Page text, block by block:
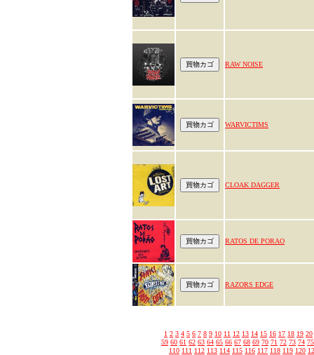
RAW NOISE
WARVICTIMS
CLOAK DAGGER
RATOS DE PORAO
RAZORS EDGE
1 2 3 4 5 6 7 8 9 10 11 12 13 14 15 16 17 18 19 20
59 60 61 62 63 64 65 66 67 68 69 70 71 72 73 74 75
110 111 112 113 114 115 116 117 118 119 120